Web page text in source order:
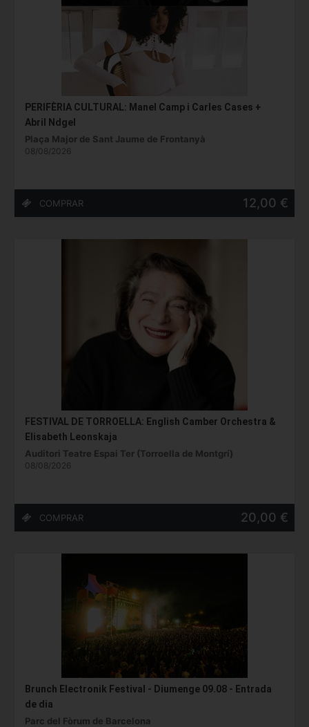
PERIFÈRIA CULTURAL: Manel Camp i Carles Cases +
Abril Ndgel
Plaça Major de Sant Jaume de Frontanyà
08/08/2026
12,00 €
FESTIVAL DE TORROELLA: English Camber Orchestra &
Elisabeth Leonskaja
Auditori Teatre Espai Ter (Torroella de Montgrí)
08/08/2026
20,00 €
Brunch Electronik Festival - Diumenge 09.08 - Entrada
de dia
Parc del Fòrum de Barcelona